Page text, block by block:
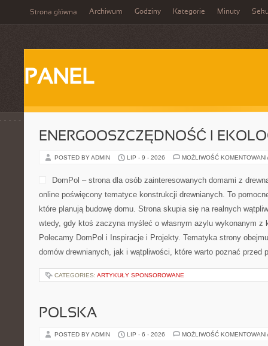
Strona główna Archiwum Godziny Kategorie Minuty
PANEL
ENERGOOSZCZĘDNOŚĆ I
POSTED BY ADMIN LIP - 9 - 2026 MOŻLIWOŚĆ
DomPol – strona dla osób zainteresowanych domami z
online poświęcony tematyce konstrukcji drewnianych. To
które planują budowę domu. Strona skupia się na realnych
wtedy, gdy ktoś zaczyna myśleć o własnym azylu wykonanym z
Polecamy DomPol i Inspiracje i Projekty. Tematyka strony
domów drewnianych, jak i wątpliwości, które warto poznać przed
CATEGORIES: ARTYKUŁY SPONSOROWANE
POLSKA
POSTED BY ADMIN LIP - 6 - 2026 MOŻLIWOŚĆ